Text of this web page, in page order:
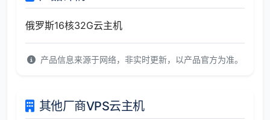
俄罗斯16核32G云主机
产品信息来源于网络，非实时更新，以产品官方为准。
其他厂商VPS云主机